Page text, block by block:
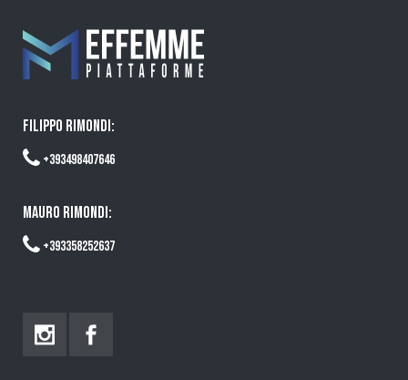
FILIPPO RIMONDI:
+393498407646
MAURO RIMONDI:
+393358252637